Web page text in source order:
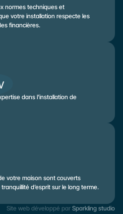
normes techniques et
votre installation respecte les
financières.
dans l'installation de
votre maison sont couverts
d’esprit sur le long terme.
Site web développé par Sparkling studio